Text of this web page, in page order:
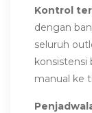
Kontrol
dengan
seluruh
konsistensi
manual ke